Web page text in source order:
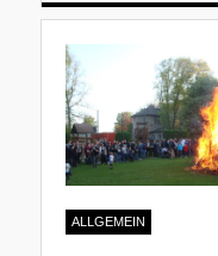
ALLGEMEIN